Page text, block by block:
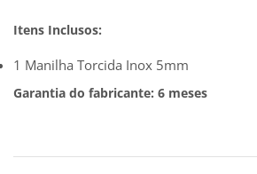
Itens Inclusos:
1 Manilha Torcida Inox 5mm
Garantia do fabricante: 6 meses